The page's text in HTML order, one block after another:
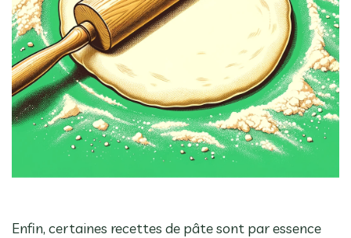
Enfin, certaines recettes de pâte sont par essence